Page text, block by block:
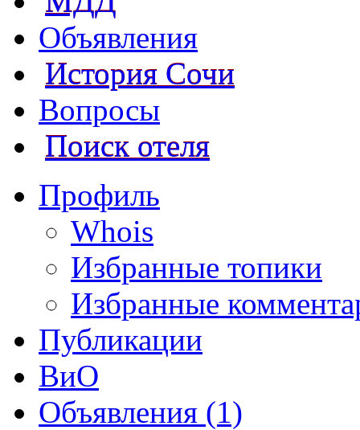
Объявления
История Сочи
Вопросы
Поиск отеля
Профиль
Whois
Избранные топики
Избранные
Публикации
ВиО
Объявления (1)